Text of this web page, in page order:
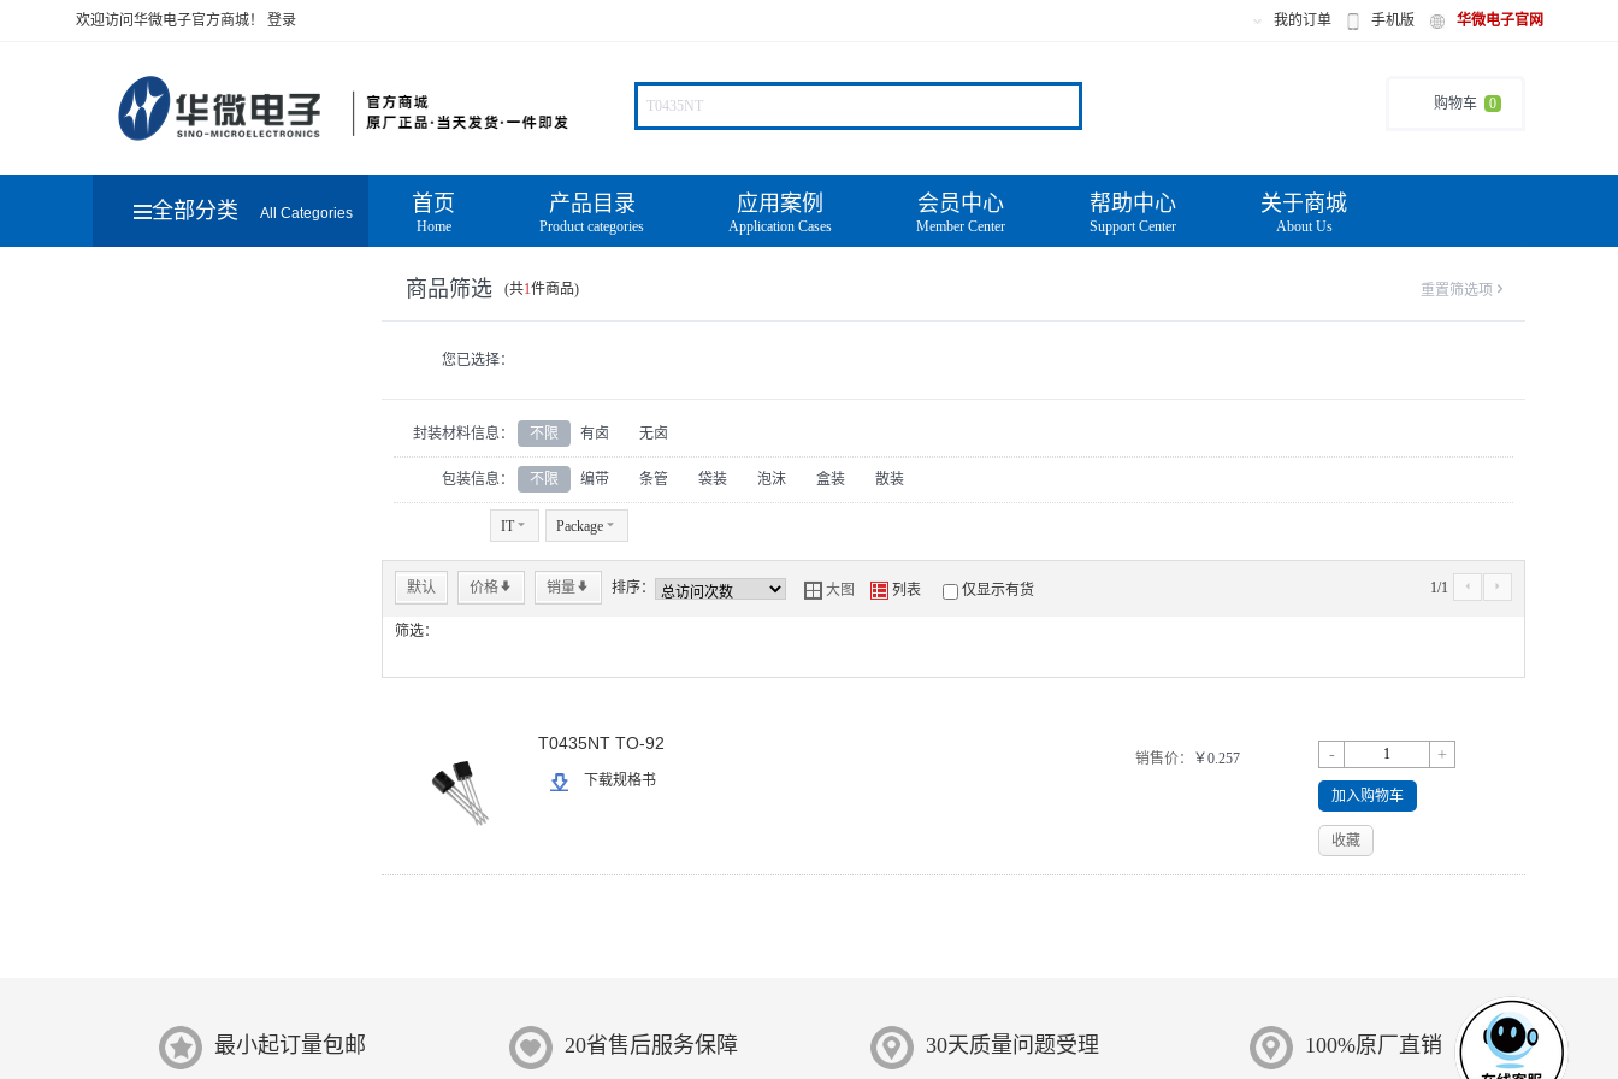
欢迎访问华微电子官方商城！ 登录 我的订单 手机版 华微电子官网
购物车 0
全部分类 All Categories 首页
Home
产品目录
Product categories
应用案例
Application Cases
会员中心
Member Center
帮助中心
Support Center
关于商城
About Us
商品筛选 (共1件商品) 重置筛选项 '
您已选择：
封装材料信息： 不限 有卤 无卤
包装信息： 不限 编带 条管 袋装 泡沫 盒装 散装
IT6 Package 6
默认 价格* 销量* 排序： Y 大图 Z 列表 仅显示有货 1/1 4 5
筛选：
- +
加入购物车
收藏
销售价： ￥0.257
T0435NT TO-92
下载规格书
最小起订量包邮 20省售后服务保障 30天质量问题受理 100%原厂直销